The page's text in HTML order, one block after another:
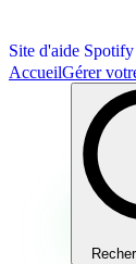
Site d'aide Spotify
AccueilGérer